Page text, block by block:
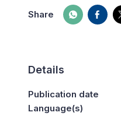
Share
Details
Publication date
Language(s)